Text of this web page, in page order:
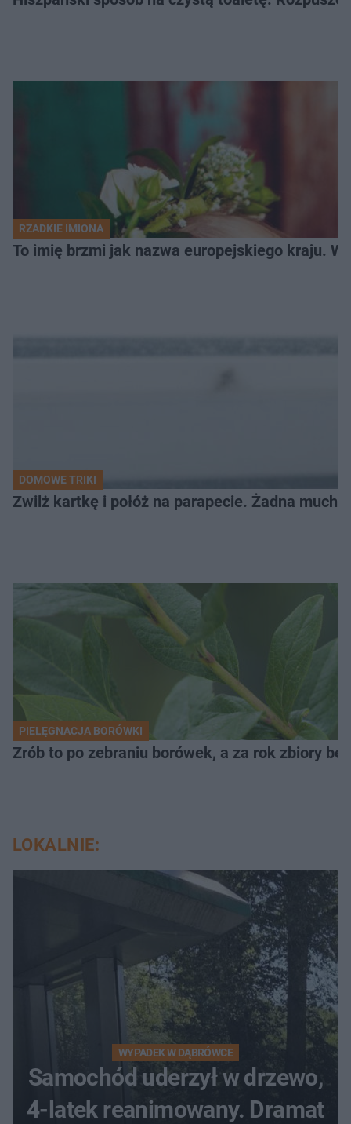
RZADKIE IMIONA
To imię brzmi jak nazwa europejskiego kraju.
DOMOWE TRIKI
Zwilż kartkę i połóż na parapecie. Żadna
PIELĘGNACJA BORÓWKI
Zrób to po zebraniu borówek, a za rok zbiory
LOKALNIE:
WYPADEK W DĄBRÓWCE
Samochód uderzył w drzewo,
4-latek reanimowany. Dramat